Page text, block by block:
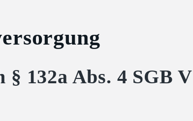
132a Abs. 4 SGB V